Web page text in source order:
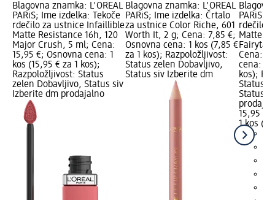
Blagovna znamka: L'ORÉAL
PARiS; Ime izdelka: Tekoče
rdečilo za ustnice Infaillible
Matte Resistance 16h, 120
Major Crush, 5 ml; Cena:
15,95 €; Osnovna cena: 1
kos (15,95 € za 1 kos);
Razpoložljivost: Status
zelen Dobavljivo, Status siv
Izberite dm prodajalno
Blagovna znamka: L'ORÉAL
PARiS; Ime izdelka: Črtalo
za ustnice Color Riche, 601
Worth It, 2 g; Cena: 7,85 €;
Osnovna cena: 1 kos (7,85 €
za 1 kos); Razpoložljivost:
Status zelen Dobavljivo,
Status siv Izberite dm
PARiS;
rdečilo
Matte
Cena:
cena: 1
kos);
Status
Status
15,95 €
1 kos